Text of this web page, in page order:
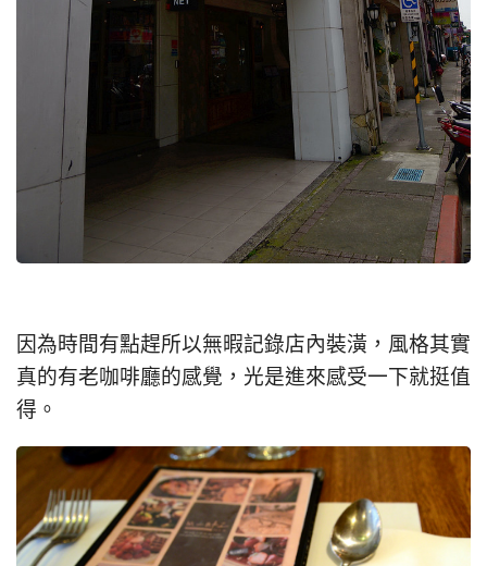
因為時間有點趕所以無暇記錄店內裝潢，風格其實
真的有老咖啡廳的感覺，光是進來感受一下就挺值
得。